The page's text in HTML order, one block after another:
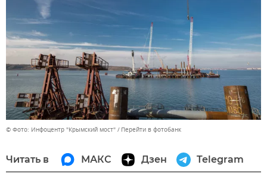
© Фото: Инфоцентр "Крымский мост" Перейти в фотобанк
Читать в МАКС Дзен Telegram